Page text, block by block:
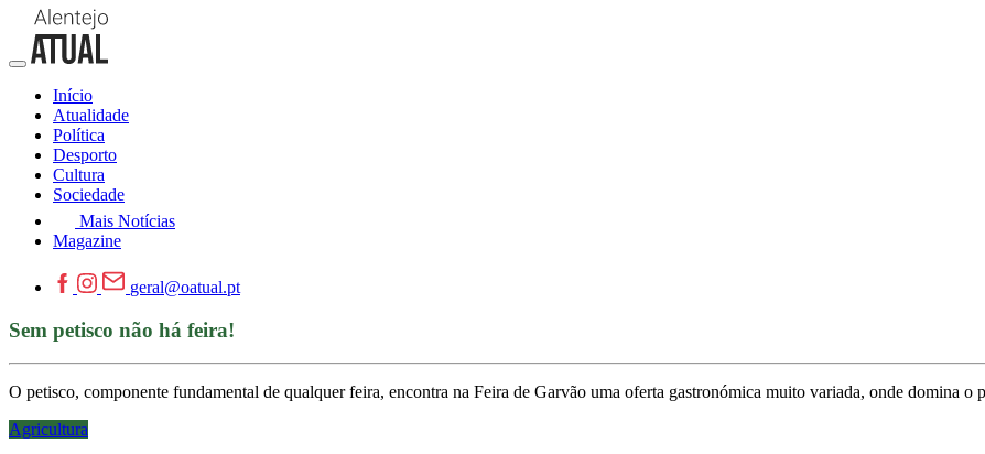
Início
Atualidade
Política
Desporto
Cultura
Sociedade
Mais Notícias
Magazine
geral@oatual.pt
Sem petisco não há feira!
O petisco, componente fundamental de qualquer feira, encontra na Feira de Garvão uma oferta gastronómica muito variada, onde domina o
Agricultura